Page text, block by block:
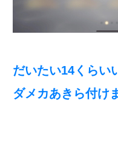
だいたい14くらい
ダメカあきら付け